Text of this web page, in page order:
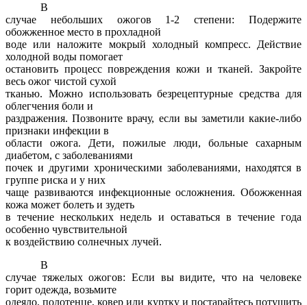
В
случае небольших ожогов 1-2 степени: Подержите
обожженное место в прохладной
воде или наложите мокрый холодный компресс. Действие
холодной воды помогает
остановить процесс повреждения кожи и тканей. Закройте
весь ожог чистой сухой
тканью. Можно использовать безрецептурные средства для
облегчения боли и
раздражения. Позвоните врачу, если вы заметили какие-либо
признаки инфекции в
области ожога. Дети, пожилые люди, больные сахарным
диабетом, с заболеваниями
почек и другими хроническими заболеваниями, находятся в
группе риска и у них
чаще развиваются инфекционные осложнения. Обожженная
кожа может болеть и зудеть
в течение нескольких недель и оставаться в течение года
особенно чувствительной
к воздействию солнечных лучей.
В
случае тяжелых ожогов: Если вы видите, что на человеке
горит одежда, возьмите
одеяло, полотенце, ковер или куртку и постарайтесь потушить